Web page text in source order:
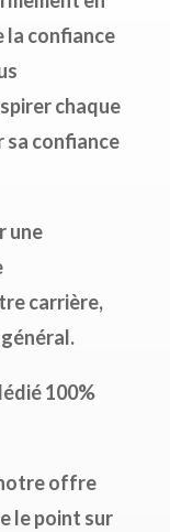
la confiance
chaque
sa confiance
une
carrière,
100%
offre
le point sur